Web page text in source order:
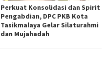
Perkuat Konsolidasi dan Spirit
Pengabdian, DPC PKB Kota
Tasikmalaya Gelar Silaturahmi
dan Mujahadah